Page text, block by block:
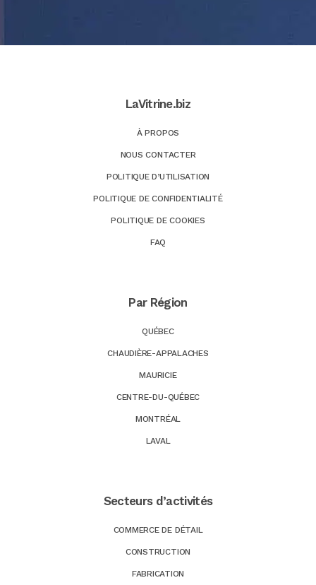
LaVitrine.biz
À PROPOS
NOUS CONTACTER
POLITIQUE D’UTILISATION
POLITIQUE DE CONFIDENTIALITÉ
POLITIQUE DE COOKIES
FAQ
Par Région
QUÉBEC
CHAUDIÈRE-APPALACHES
MAURICIE
CENTRE-DU-QUÉBEC
MONTRÉAL
LAVAL
Secteurs d’activités
COMMERCE DE DÉTAIL
CONSTRUCTION
FABRICATION